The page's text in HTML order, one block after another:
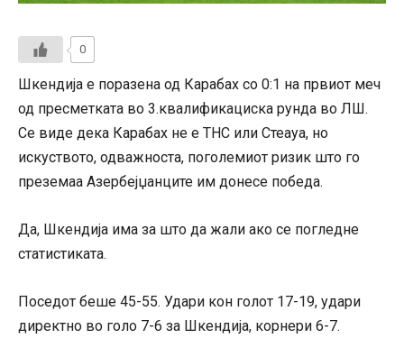
0
Шкендија е поразена од Карабах со 0:1 на првиот меч
од пресметката во 3.квалификациска рунда во ЛШ.
Се виде дека Карабах не е ТНС или Стеауа, но
искуството, одважноста, поголемиот ризик што го
преземаа Азербејџанците им донесе победа.
Да, Шкендија има за што да жали ако се погледне
статистиката.
Поседот беше 45-55. Удари кон голот 17-19, удари
директно во голо 7-6 за Шкендија, корнери 6-7.